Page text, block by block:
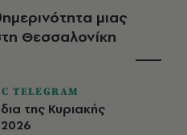
μιας
Θεσσαλονίκη
TELEGRAM
της Κυριακής